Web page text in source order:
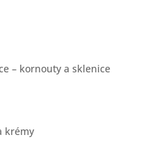
– kornouty a sklenice
krémy